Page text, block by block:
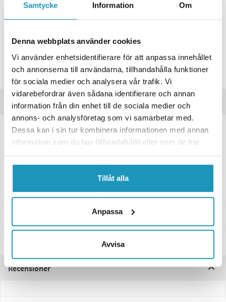
Samtycke Information Om
Denna webbplats använder cookies
Vi använder enhetsidentifierare för att anpassa innehållet
och annonserna till användarna, tillhandahålla funktioner
för sociala medier och analysera vår trafik. Vi
vidarebefordrar även sådana identifierare och annan
information från din enhet till de sociala medier och
annons- och analysföretag som vi samarbetar med.
Dessa kan i sin tur kombinera informationen med annan
information som du har tillhandahållit eller som de har
Tillåt alla
Anpassa
Avvisa
BUTIKSLAGER
I LAGER
Leverans- & Returinformation
Spara produkt
Produktinformation
Påskjutsbroms Knott
750-1400 Kg
Recensioner